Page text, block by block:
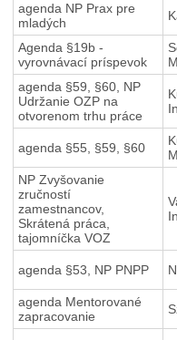
agenda NP Prax pre
mladých
Agenda §19b -
vyrovnávací príspevok
agenda §59, §60, NP
Udržanie OZP na
otvorenom trhu práce
agenda §55, §59, §60
NP Zvyšovanie
zručností
zamestnancov,
Skrátená práca,
tajomníčka VOZ
agenda §53, NP PNPP
agenda Mentorované
zapracovanie